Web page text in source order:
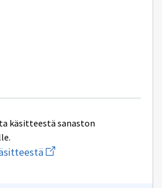
käsitteestä sanaston
Aloita
uuden